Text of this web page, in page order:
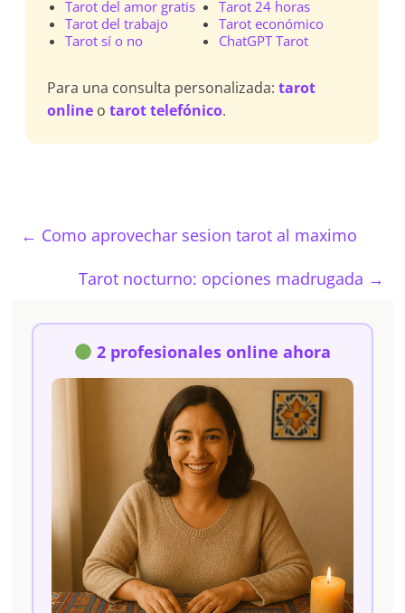
Tarot del amor gratis
Tarot del trabajo
Tarot sí o no
Tarot 24 horas
Tarot económico
ChatGPT Tarot
Para una consulta personalizada:tarot
online otarot telefónico.
← Como aprovechar sesion tarot al maximo
Tarot nocturno: opciones madrugada →
2 profesionales online ahora